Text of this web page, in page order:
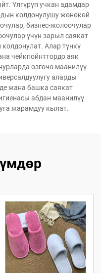
Үлгүрүп учкан адамдар
колдонулушу жөнөкөй
бизнес-жолоочулар
үчүн зарыл саякат
Алар түнкү
чейкпойнттордо аяк
өзгөчө маанилүү.
аларды
жана башка саякат
абдан маанилүү
жарамдуу кылат.